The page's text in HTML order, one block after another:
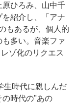
ひろみ、山中千
紹介し、「アナ
もあるが、個人的
多い。音楽ファ
ゾ化のリクエス
時代に親しんだ
の時代の"あの